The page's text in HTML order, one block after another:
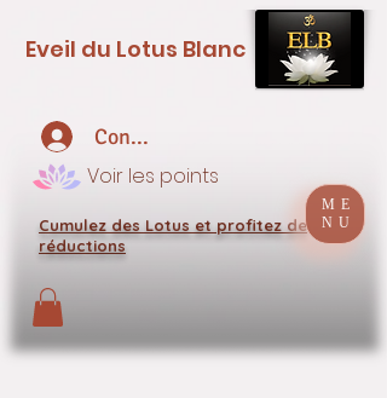
Eveil du Lotus Blanc
Connexion
Cumulez des Lotus et profitez de
réductions
Voir les points
ME
NU